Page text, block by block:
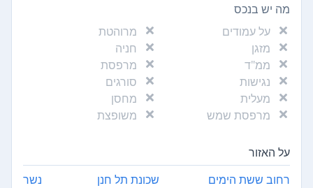
מה יש בנכס
על עמודים
מרוהטת
מזגן
חניה
ממ"ד
מרפסת
נגישות
סורגים
מעלית
מחסן
מרפסת שמש
משופצת
על האזור
רחוב ששת הימים שכונת תל חנן נשר